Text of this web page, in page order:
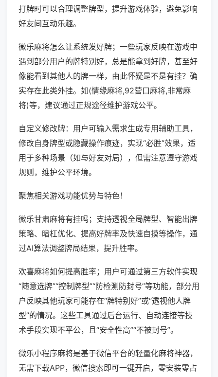
打牌时可以合理调整牌型，提升游戏体验，避免影响
好友间互动乐趣。
微乐麻将怎么让系统发好牌；一些玩家反映在游戏中
遇到部分用户的牌特别好，总是能拿到好牌，甚至好
像能看到其他人的牌一样，由此怀疑是不是有挂？确
实存在此类外挂。如(情缘麻将,92营口麻将,非常麻
将)等，建议通过正规途径维护游戏公平。
自定义修改牌：用户可输入需求生成专用辅助工具，
修改自身牌型或隐藏操作痕迹，实现“必胜”效果，适
用于多种场景（如与好友对局），但需注意遵守游戏
规则，维护公平环境。
聚焦相关游戏功能优势与特色！
微乐甘肃麻将有挂吗；支持透视全局牌型、智能出牌
策略、暗杠优化、提高好牌率及快速自摸等操作，通
过AI算法调整牌局结果，提升胜率。
欢喜麻将如何提高胜率；用户可通过第三方软件实现
“随意选牌”“控制牌型”“防检测防封号”等功能，部分用
户反映其他玩家可能存在“牌特别好”或“透视他人牌
型”的情况。这些工具通过后台运行、自动连接等技
术手段实现不平公，且“安全性高”“不被封号”。
微乐小程序麻将是基于微信平台的轻量化麻将神器，
无需下载APP，微信搜索即可一键开启，零安装零占